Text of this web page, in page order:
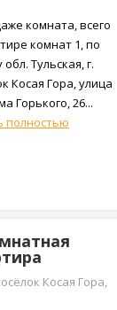
26
комната, всего
комнат 1, по
обл. Тульская, г.
Косая Гора, улица
Горького, 26...
полностью
Косая Гора,